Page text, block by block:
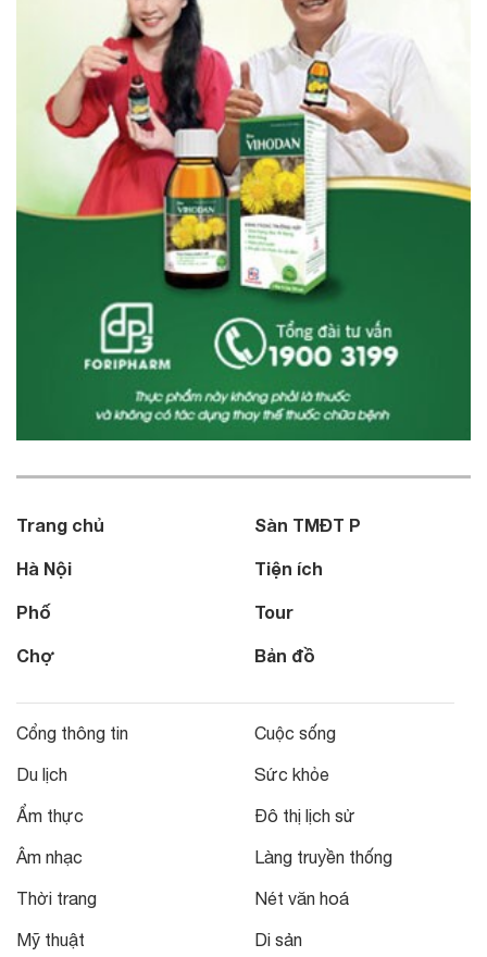
Trang chủ
Hà Nội
Phố
Chợ
Sàn TMĐT P
Tiện ích
Tour
Bản đồ
Cổng thông tin
Du lịch
Ẩm thực
Âm nhạc
Thời trang
Mỹ thuật
Cuộc sống
Sức khỏe
Đô thị lịch sử
Làng truyền thống
Nét văn hoá
Di sản